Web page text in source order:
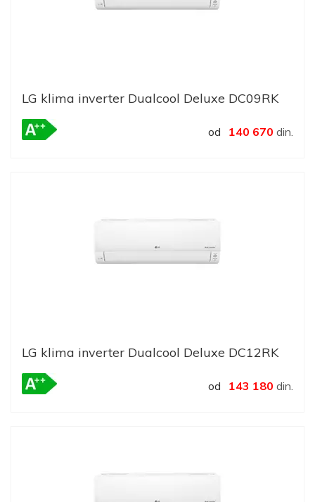
LG klima inverter Dualcool Deluxe DC09RK
od 140 670 din.
LG klima inverter Dualcool Deluxe DC12RK
od 143 180 din.